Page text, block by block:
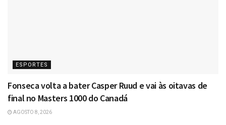
ESPORTES
Fonseca volta a bater Casper Ruud e vai às oitavas de
final no Masters 1000 do Canadá
AGOSTO 8, 2026